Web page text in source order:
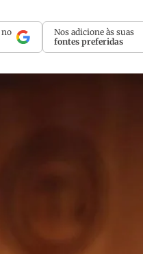
no
Nos adicione às suas
fontes preferidas